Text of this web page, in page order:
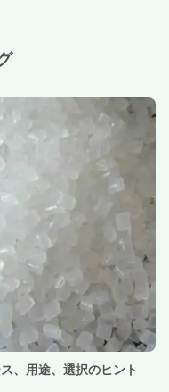
ス、用途、選択のヒン
、用途、選択のヒント